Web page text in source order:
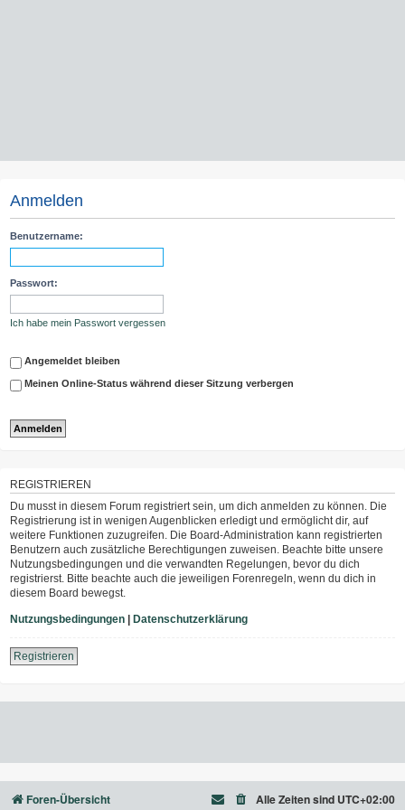
Anmelden
Benutzername:
Passwort:
Ich habe mein Passwort vergessen
Angemeldet bleiben
Meinen Online-Status während dieser Sitzung verbergen
REGISTRIEREN
Du musst in diesem Forum registriert sein, um dich anmelden zu können. Die
Registrierung ist in wenigen Augenblicken erledigt und ermöglicht dir, auf
weitere Funktionen zuzugreifen. Die Board-Administration kann registrierten
Benutzern auch zusätzliche Berechtigungen zuweisen. Beachte bitte unsere
Nutzungsbedingungen und die verwandten Regelungen, bevor du dich
registrierst. Bitte beachte auch die jeweiligen Forenregeln, wenn du dich in
diesem Board bewegst.
Nutzungsbedingungen | Datenschutzerklärung
Registrieren
Foren-Übersicht Alle Zeiten sind UTC+02:00